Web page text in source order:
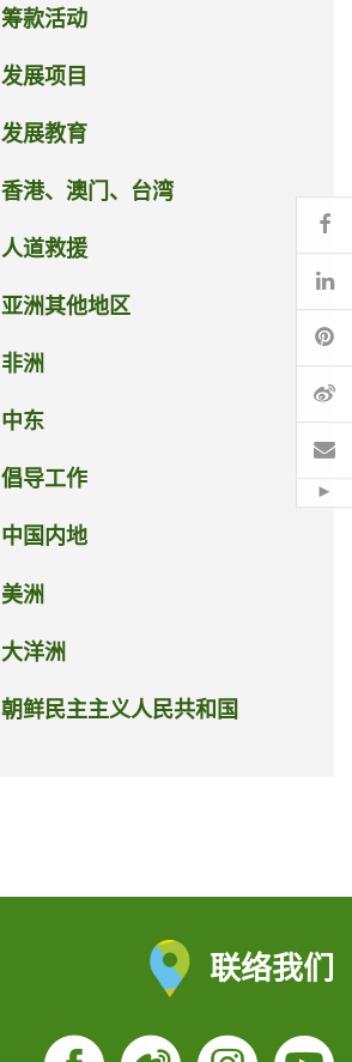
筹款活动
发展项目
发展教育
香港、澳门、台湾
人道救援
亚洲其他地区
非洲
中东
倡导工作
中国内地
美洲
大洋洲
朝鲜民主主义人民共和国
联络我们